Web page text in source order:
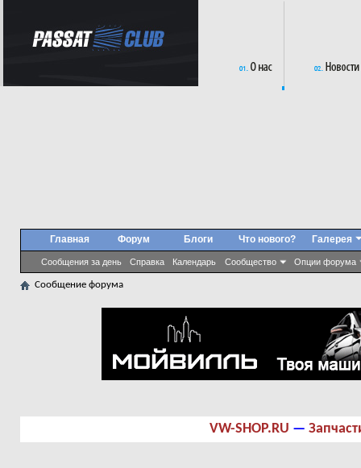
Главная Форум
Сообщения за день Справка Календарь Сообщество Опции форума
Блоги Что нового? Галерея
Сообщение форума
VW-SHOP.RU —